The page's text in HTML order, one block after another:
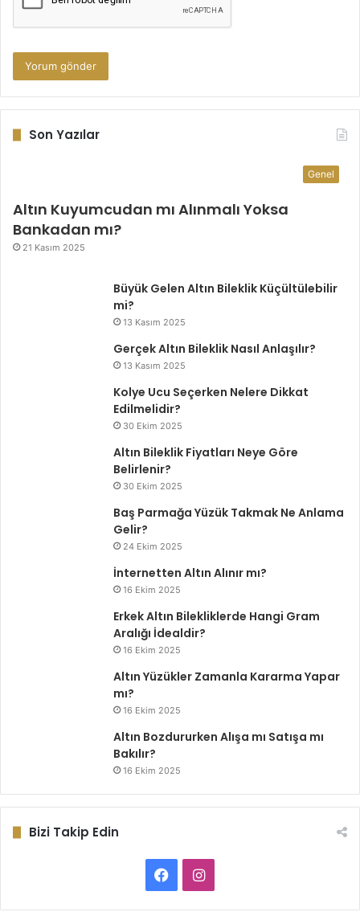
Son Yazılar
Genel
Altın Kuyumcudan mı Alınmalı Yoksa
Bankadan mı?
21 Kasım 2025
Büyük Gelen Altın Bileklik Küçültülebilir
mi?
13 Kasım 2025
Gerçek Altın Bileklik Nasıl Anlaşılır?
13 Kasım 2025
Kolye Ucu Seçerken Nelere Dikkat
Edilmelidir?
30 Ekim 2025
Altın Bileklik Fiyatları Neye Göre
Belirlenir?
30 Ekim 2025
Baş Parmağa Yüzük Takmak Ne Anlama
Gelir?
24 Ekim 2025
İnternetten Altın Alınır mı?
16 Ekim 2025
Erkek Altın Bilekliklerde Hangi Gram
Aralığı İdealdir?
16 Ekim 2025
Altın Yüzükler Zamanla Kararma Yapar
mı?
16 Ekim 2025
Altın Bozdururken Alışa mı Satışa mı
Bakılır?
16 Ekim 2025
Bizi Takip Edin
FacebookInstagram